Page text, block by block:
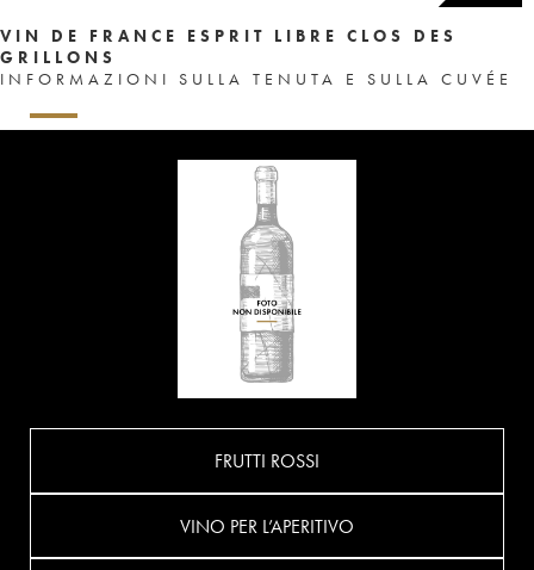
VIN DE FRANCE ESPRIT LIBRE CLOS DES
GRILLONS
INFORMAZIONI SULLA TENUTA E SULLA CUVÉE
FRUTTI ROSSI
VINO PER L’APERITIVO